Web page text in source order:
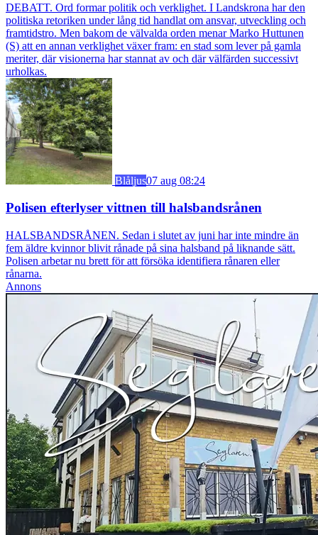
DEBATT. Ord formar politik och verklighet. I Landskrona har den
politiska retoriken under lång tid handlat om ansvar, utveckling och
framtidstro. Men bakom de välvalda orden menar Marko Huttunen
(S) att en annan verklighet växer fram: en stad som lever på gamla
meriter, där visionerna har stannat av och där välfärden successivt
urholkas.
Blåljus07 aug 08:24
Polisen efterlyser vittnen till halsbandsrånen
HALSBANDSRÅNEN. Sedan i slutet av juni har inte mindre än
fem äldre kvinnor blivit rånade på sina halsband på liknande sätt.
Polisen arbetar nu brett för att försöka identifiera rånaren eller
rånarna.
Annons